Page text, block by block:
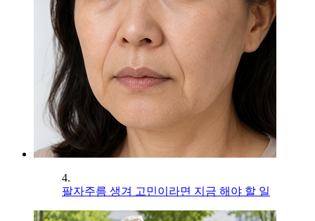
4.
팔자주름 생겨 고민이라면 지금 해야 할 일